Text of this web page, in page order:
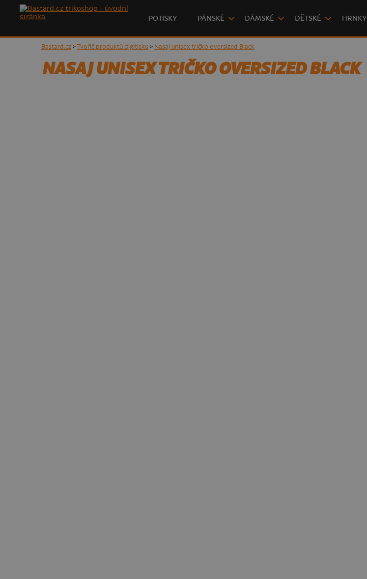
POTISKY PÁNSKÉ DÁMSKÉ DĚTSKÉ HRNKY
Bastard.cz> Tvořič produktů digitisku> Nasaj unisex tričko oversized Black
NASAJ UNISEX TRIČKO OVERSIZED BLACK